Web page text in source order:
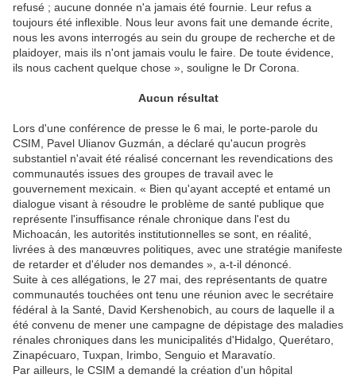
refusé ; aucune donnée n'a jamais été fournie. Leur refus a
toujours été inflexible. Nous leur avons fait une demande écrite,
nous les avons interrogés au sein du groupe de recherche et de
plaidoyer, mais ils n'ont jamais voulu le faire. De toute évidence,
ils nous cachent quelque chose », souligne le Dr Corona.
Aucun résultat
Lors d'une conférence de presse le 6 mai, le porte-parole du
CSIM, Pavel Ulianov Guzmán, a déclaré qu'aucun progrès
substantiel n'avait été réalisé concernant les revendications des
communautés issues des groupes de travail avec le
gouvernement mexicain. « Bien qu'ayant accepté et entamé un
dialogue visant à résoudre le problème de santé publique que
représente l'insuffisance rénale chronique dans l'est du
Michoacán, les autorités institutionnelles se sont, en réalité,
livrées à des manœuvres politiques, avec une stratégie manifeste
de retarder et d'éluder nos demandes », a-t-il dénoncé.
Suite à ces allégations, le 27 mai, des représentants de quatre
communautés touchées ont tenu une réunion avec le secrétaire
fédéral à la Santé, David Kershenobich, au cours de laquelle il a
été convenu de mener une campagne de dépistage des maladies
rénales chroniques dans les municipalités d'Hidalgo, Querétaro,
Zinapécuaro, Tuxpan, Irimbo, Senguio et Maravatío.
Par ailleurs, le CSIM a demandé la création d'un hôpital